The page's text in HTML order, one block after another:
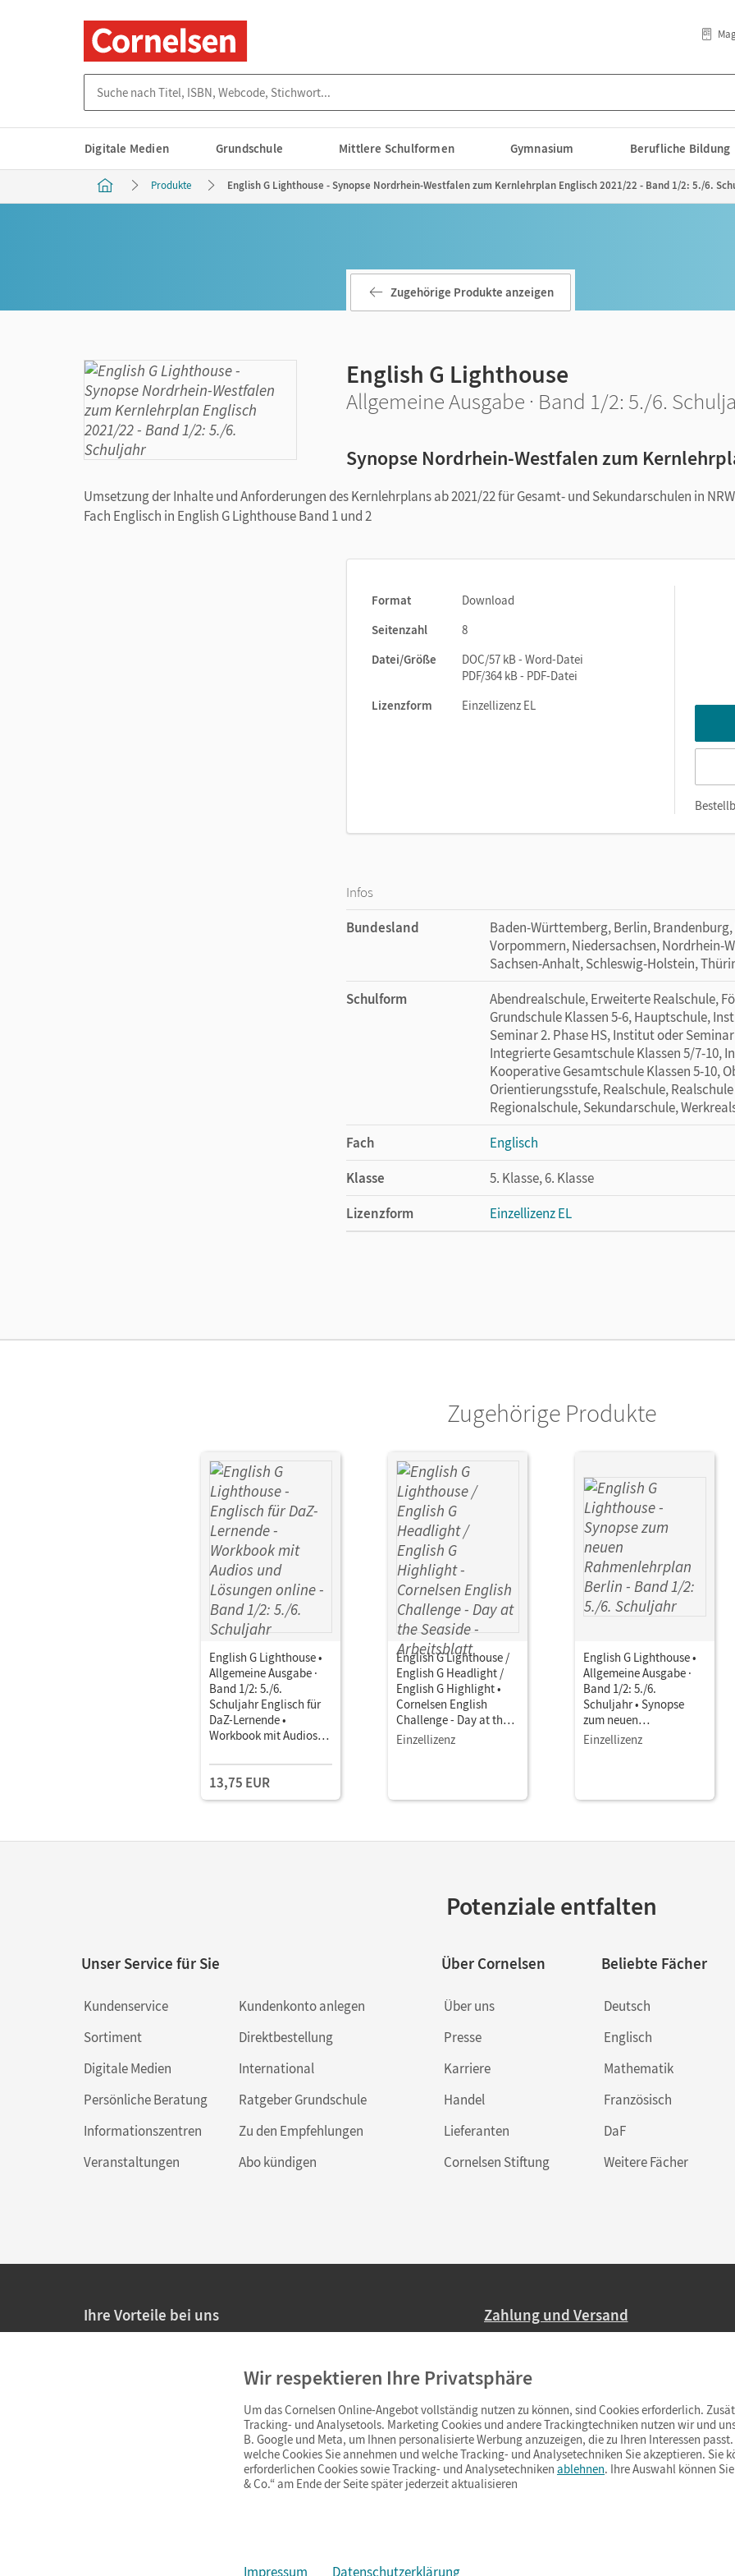
Digitale Medien Grundschule Mittlere Schulformen Gymnasium Berufliche Bildung
Produkte English G Lighthouse - Synopse Nordrhein-Westfalen zum Kernlehrplan Englisch 2021/22 - Band 1/2: 5./6.
Zugehörige Produkte anzeigen
English G Lighthouse
Allgemeine Ausgabe · Band 1/2: 5./6.
Synopse Nordrhein-Westfalen zum
Umsetzung der Inhalte und Anforderungen des Kernlehrplans ab 2021/22 für Gesamt- und Sekundarschulen in
Fach Englisch in English G Lighthouse Band 1 und 2
Format
Download
Seitenzahl
8
Datei/Größe
DOC/57 kB - Word-Datei
PDF/364 kB - PDF-Datei
Lizenzform
Einzellizenz EL
Infos
Bundesland
Baden-Württemberg, Berlin,
Vorpommern, Niedersachsen, Nordrhein-
Sachsen-Anhalt, Schleswig-Holstein,
Schulform
Abendrealschule, Erweiterte Realschule,
Grundschule Klassen 5-6, Hauptschule,
Seminar 2. Phase HS, Institut oder
Integrierte Gesamtschule Klassen 5/7-10,
Kooperative Gesamtschule Klassen 5-10,
Orientierungsstufe, Realschule,
Regionalschule, Sekundarschule,
Fach
Englisch
Klasse
5. Klasse, 6. Klasse
Lizenzform
Einzellizenz EL
Zugehörige Produkte
English G Lighthouse •
Allgemeine Ausgabe ·
Band 1/2: 5./6.
Schuljahr Englisch für
DaZ-Lernende •
Workbook mit Audios
13,75 EUR
English G Lighthouse /
English G Headlight /
English G Highlight •
Cornelsen English
Challenge - Day at the
Seaside • Arbeitsblatt
Einzellizenz
English G Lighthouse •
Allgemeine Ausgabe ·
Band 1/2: 5./6.
Schuljahr • Synopse
zum neuen
Rahmenlehrplan Berlin
Einzellizenz
Potenziale entfalten
Unser Service für Sie
Kundenservice
Sortiment
Digitale Medien
Persönliche Beratung
Informationszentren
Veranstaltungen
Kundenkonto anlegen
Direktbestellung
International
Ratgeber Grundschule
Zu den Empfehlungen
Abo kündigen
Über Cornelsen
Über uns
Presse
Karriere
Handel
Lieferanten
Cornelsen Stiftung
Beliebte Fächer
Deutsch
Englisch
Mathematik
Französisch
DaF
Weitere Fächer
Ihre Vorteile bei uns
Persönliche Angebote für Lehrkräfte
Sicheres Einkaufen mit SSL-Verschlüsselung
Widerrufsfristvon 4 Wochen
Schnelle und einfache Retourenabwicklung
Zahlung und Versand
Ab 59,– EUR Bestellwert liefern wir
(Lieferung in 3–6 Tagen).
Wir respektieren Ihre Privatsphäre
Um das Cornelsen Online-Angebot vollständig nutzen zu können, sind Cookies erforderlich.
Tracking- und Analysetools. Marketing Cookies und andere Trackingtechniken nutzen wir und
B. Google und Meta, um Ihnen personalisierte Werbung anzuzeigen, die zu Ihren Interessen
welche Cookies Sie annehmen und welche Tracking- und Analysetechniken Sie akzeptieren. Sie
erforderlichen Cookies sowie Tracking- und Analysetechniken ablehnen. Ihre Auswahl können
& Co.“ am Ende der Seite später jederzeit aktualisieren
Impressum Datenschutzerklärung